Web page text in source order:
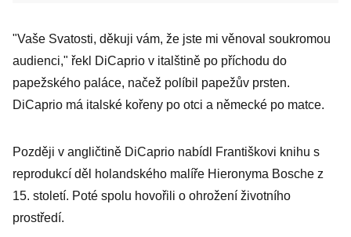
"Vaše Svatosti, děkuji vám, že jste mi věnoval soukromou
audienci," řekl DiCaprio v italštině po příchodu do
papežského paláce, načež políbil papežův prsten.
DiCaprio má italské kořeny po otci a německé po matce.
Později v angličtině DiCaprio nabídl Františkovi knihu s
reprodukcí děl holandského malíře Hieronyma Bosche z
15. století. Poté spolu hovořili o ohrožení životního
prostředí.